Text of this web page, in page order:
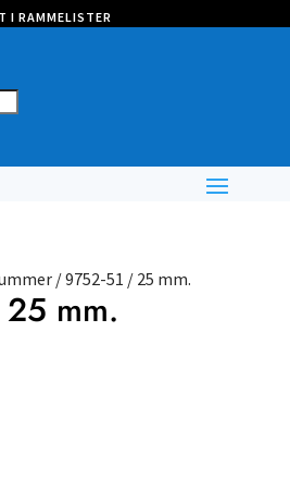
I RAMMELISTER
/ 9752-51 / 25 mm.
mm.